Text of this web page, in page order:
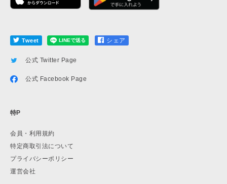
Tweet シェア
公式 Twitter Page
公式 Facebook Page
特P
会員・利用規約
特定商取引法について
プライバシーポリシー
運営会社